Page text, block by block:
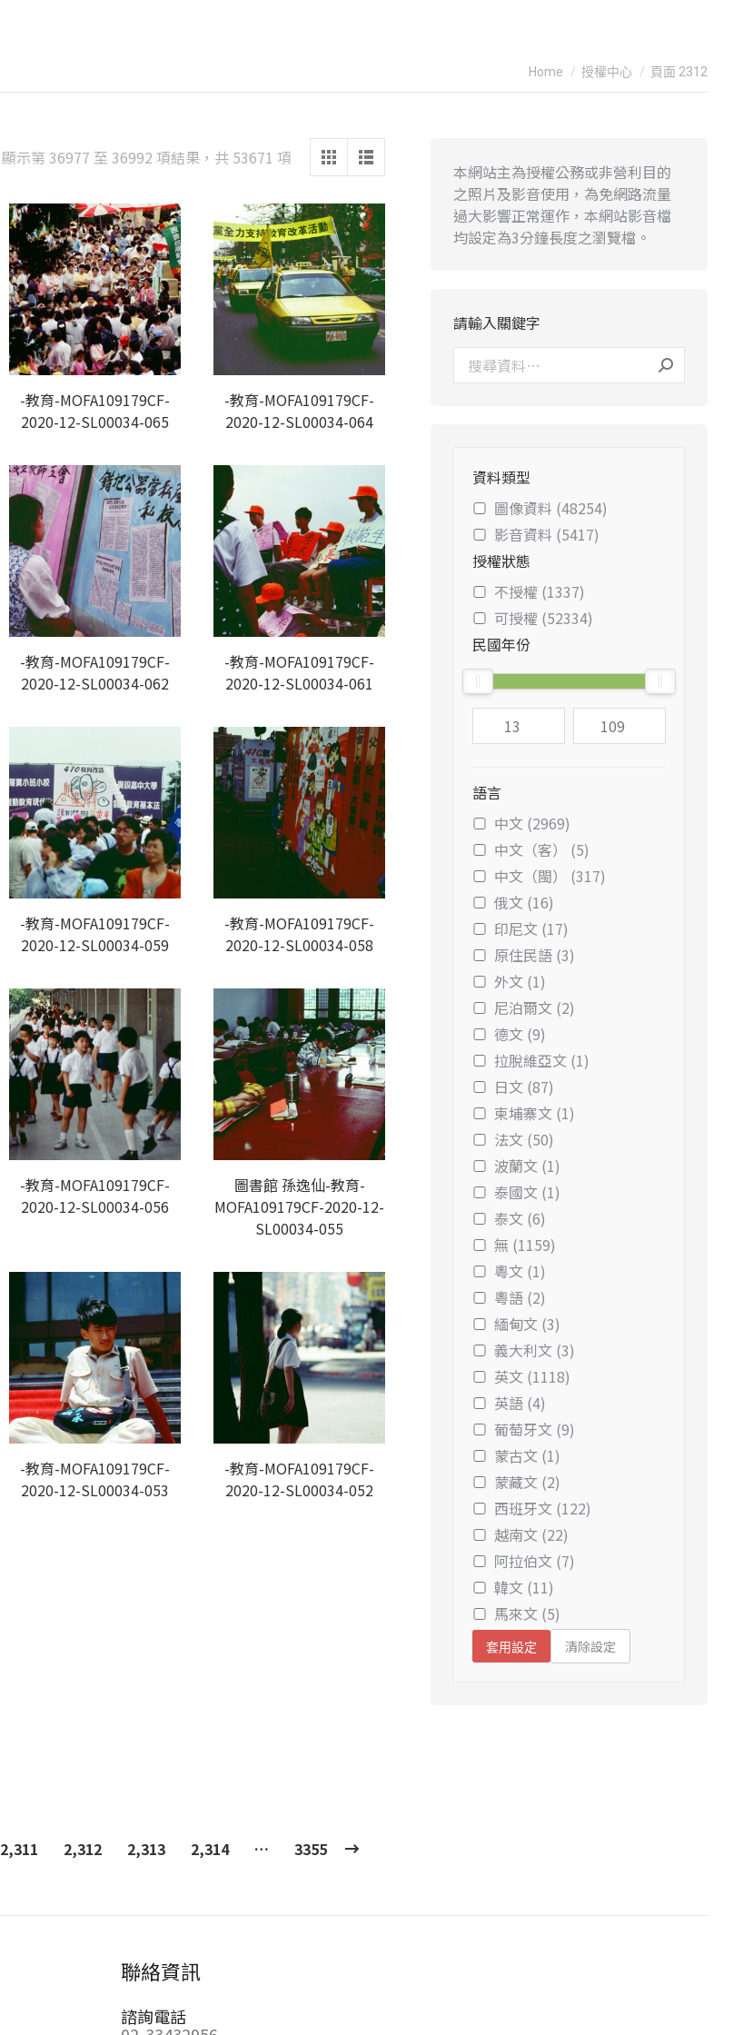
You are here:
Home 授權中心 頁面 2312
顯示第 36977 至 36992 項結果，共 53671 項 Sorted
latest
-教育-MOFA109179CF-
2020-12-SL00034-065
-教育-MOFA109179CF-
2020-12-SL00034-064
-教育-MOFA109179CF-
2020-12-SL00034-062
-教育-MOFA109179CF-
2020-12-SL00034-061
-教育-MOFA109179CF-
2020-12-SL00034-059
-教育-MOFA109179CF-
2020-12-SL00034-058
-教育-MOFA109179CF-
2020-12-SL00034-056
圖書館 孫逸仙-教育-
MOFA109179CF-2020-12-
SL00034-055
-教育-MOFA109179CF-
2020-12-SL00034-053
-教育-MOFA109179CF-
2020-12-SL00034-052
2,311 2,312 2,313 2,314 … 3355
本網站主為授權公務或非營利目的
之照片及影音使用，為免網路流量
過大影響正常運作，本網站影音檔
均設定為3分鐘長度之瀏覽檔。
請輸入關鍵字
資料類型
圖像資料 (48254)
影音資料 (5417)
授權狀態
不授權 (1337)
可授權 (52334)
民國年份
語言
中文 (2969)
中文（客） (5)
中文（閩） (317)
俄文 (16)
印尼文 (17)
原住民語 (3)
外文 (1)
尼泊爾文 (2)
德文 (9)
拉脫維亞文 (1)
日文 (87)
柬埔寨文 (1)
法文 (50)
波蘭文 (1)
泰國文 (1)
泰文 (6)
無 (1159)
粵文 (1)
粵語 (2)
緬甸文 (3)
義大利文 (3)
英文 (1118)
英語 (4)
葡萄牙文 (9)
蒙古文 (1)
蒙藏文 (2)
西班牙文 (122)
越南文 (22)
阿拉伯文 (7)
韓文 (11)
馬來文 (5)
套用設定 清除設定
聯絡資訊
諮詢電話